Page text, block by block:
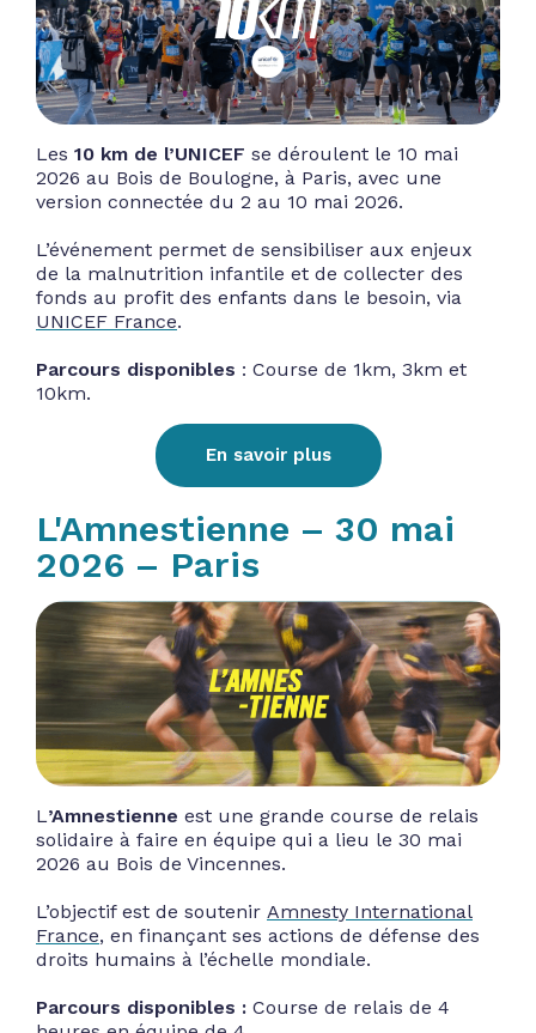
Les 10 km de l’UNICEF se déroulent le 10 mai
2026 au Bois de Boulogne, à Paris, avec une
version connectée du 2 au 10 mai 2026.
L’événement permet de sensibiliser aux enjeux
de la malnutrition infantile et de collecter des
fonds au profit des enfants dans le besoin, via
UNICEF France.
Parcours disponibles : Course de 1km, 3km et
10km.
En savoir plus
L'Amnestienne – 30 mai
2026 – Paris
L’Amnestienne est une grande course de relais
solidaire à faire en équipe qui a lieu le 30 mai
2026 au Bois de Vincennes.
L’objectif est de soutenir Amnesty International
France, en finançant ses actions de défense des
droits humains à l’échelle mondiale.
Parcours disponibles : Course de relais de 4